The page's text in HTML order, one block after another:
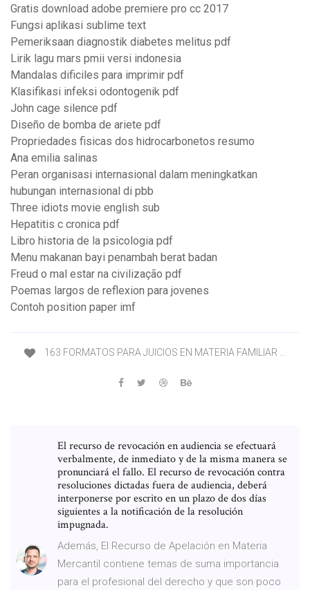
Gratis download adobe premiere pro cc 2017
Fungsi aplikasi sublime text
Pemeriksaan diagnostik diabetes melitus pdf
Lirik lagu mars pmii versi indonesia
Mandalas dificiles para imprimir pdf
Klasifikasi infeksi odontogenik pdf
John cage silence pdf
Diseño de bomba de ariete pdf
Propriedades fisicas dos hidrocarbonetos resumo
Ana emilia salinas
Peran organisasi internasional dalam meningkatkan
hubungan internasional di pbb
Three idiots movie english sub
Hepatitis c cronica pdf
Libro historia de la psicologia pdf
Menu makanan bayi penambah berat badan
Freud o mal estar na civilização pdf
Poemas largos de reflexion para jovenes
Contoh position paper imf
163 FORMATOS PARA JUICIOS EN MATERIA FAMILIAR ...
El recurso de revocación en audiencia se efectuará
verbalmente, de inmediato y de la misma manera se
pronunciará el fallo. El recurso de revocación contra
resoluciones dictadas fuera de audiencia, deberá
interponerse por escrito en un plazo de dos días
siguientes a la notificación de la resolución
impugnada.
Además, El Recurso de Apelación en Materia
Mercantil contiene temas de suma importancia
para el profesional del derecho y que son poco